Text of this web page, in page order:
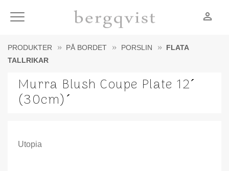
Meny person_outline
PRODUKTER PÅ BORDET PORSLIN
FLATA
TALLRIKAR
Murra Blush Coupe Plate 12´
(30cm)´
Utopia